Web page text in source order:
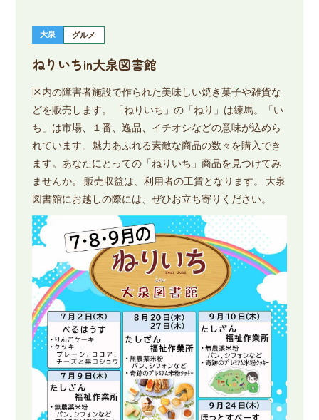
大泉 グルメ
ねりいちin大泉図書館
区内の障害者施設で作られた美味しい焼き菓子や雑貨な
どを販売します。 「ねりいち」の「ねり」は練馬。「い
ち」は市場、１番、逸品、イチオシなどの意味が込めら
れています。魅力あふれる素敵な商品の数々を購入でき
ます。あなたにとっての「ねりいち」商品を見つけてみ
ませんか。 販売収益は、利用者の工賃となります。 大泉
図書館にお越しの際には、ぜひお立ち寄りください。